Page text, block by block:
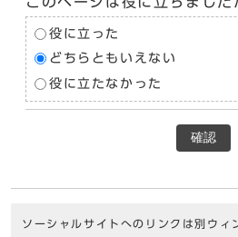
役に立った
どちらともいえない
役に立たなかった
確認
ソーシャルサイトへのリンクは別ウィ